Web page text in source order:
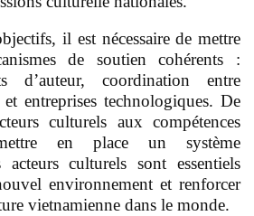
il est nécessaire de mettre
de soutien cohérents :
d’auteur, coordination entre
et entreprises technologiques. De
culturels aux compétences
en place un système
acteurs culturels sont essentiels
environnement et renforcer
vietnamienne dans le monde.